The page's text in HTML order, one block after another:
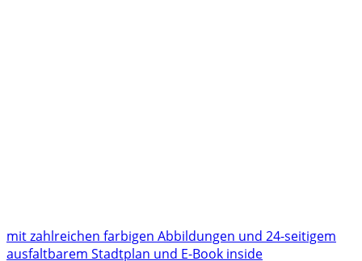
mit zahlreichen farbigen Abbildungen und 24-seitigem
ausfaltbarem Stadtplan und E-Book inside